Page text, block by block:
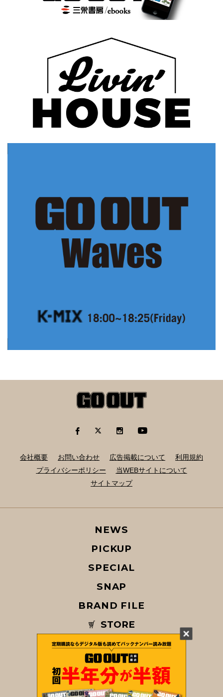
会社概要 お問い合わせ 広告掲載について
利用規約
プライバシーポリシー
当WEBサイトについて
サイトマップ
NEWS
PICKUP
SPECIAL
SNAP
BRAND FILE
STORE
MAGAZINE